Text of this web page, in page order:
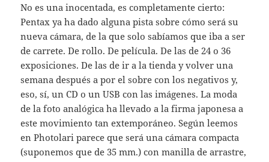
No es una inocentada, es completamente cierto:
Pentax ya ha dado alguna pista sobre cómo será su
nueva cámara, de la que solo sabíamos que iba a ser
de carrete. De rollo. De película. De las de 24 o 36
exposiciones. De las de ir a la tienda y volver una
semana después a por el sobre con los negativos y,
eso, sí, un CD o un USB con las imágenes. La moda
de la foto analógica ha llevado a la firma japonesa a
este movimiento tan extemporáneo. Según leemos
en Photolari parece que será una cámara compacta
(suponemos que de 35 mm.) con manilla de arrastre,